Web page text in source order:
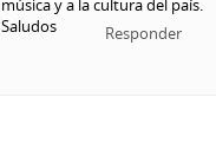
música y a la cultura del país.
Saludos
Responder